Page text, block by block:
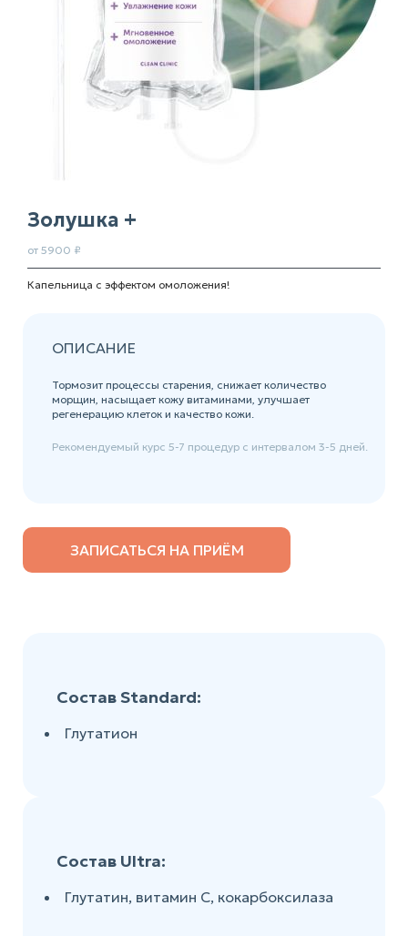
Золушка +
от 5900 ₽
Капельница с эффектом омоложения!
ОПИСАНИЕ
Тормозит процессы старения, снижает количество
морщин, насыщает кожу витаминами, улучшает
регенерацию клеток и качество кожи.
Рекомендуемый курс 5-7 процедур с интервалом 3-5 дней.
ЗАПИСАТЬСЯ НА ПРИЁМ
Состав Standard:
Глутатион
Состав Ultra:
Глутатин, витамин С, кокарбоксилаза